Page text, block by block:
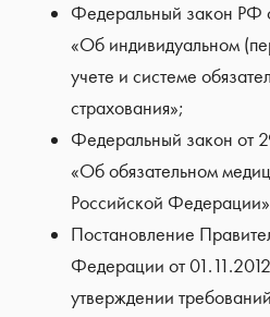
Федеральный закон
«Об индивидуальном
учете и системе
страхования»;
Федеральный закон
«Об обязательном
Российской
Постановление
Федерации от
утверждении